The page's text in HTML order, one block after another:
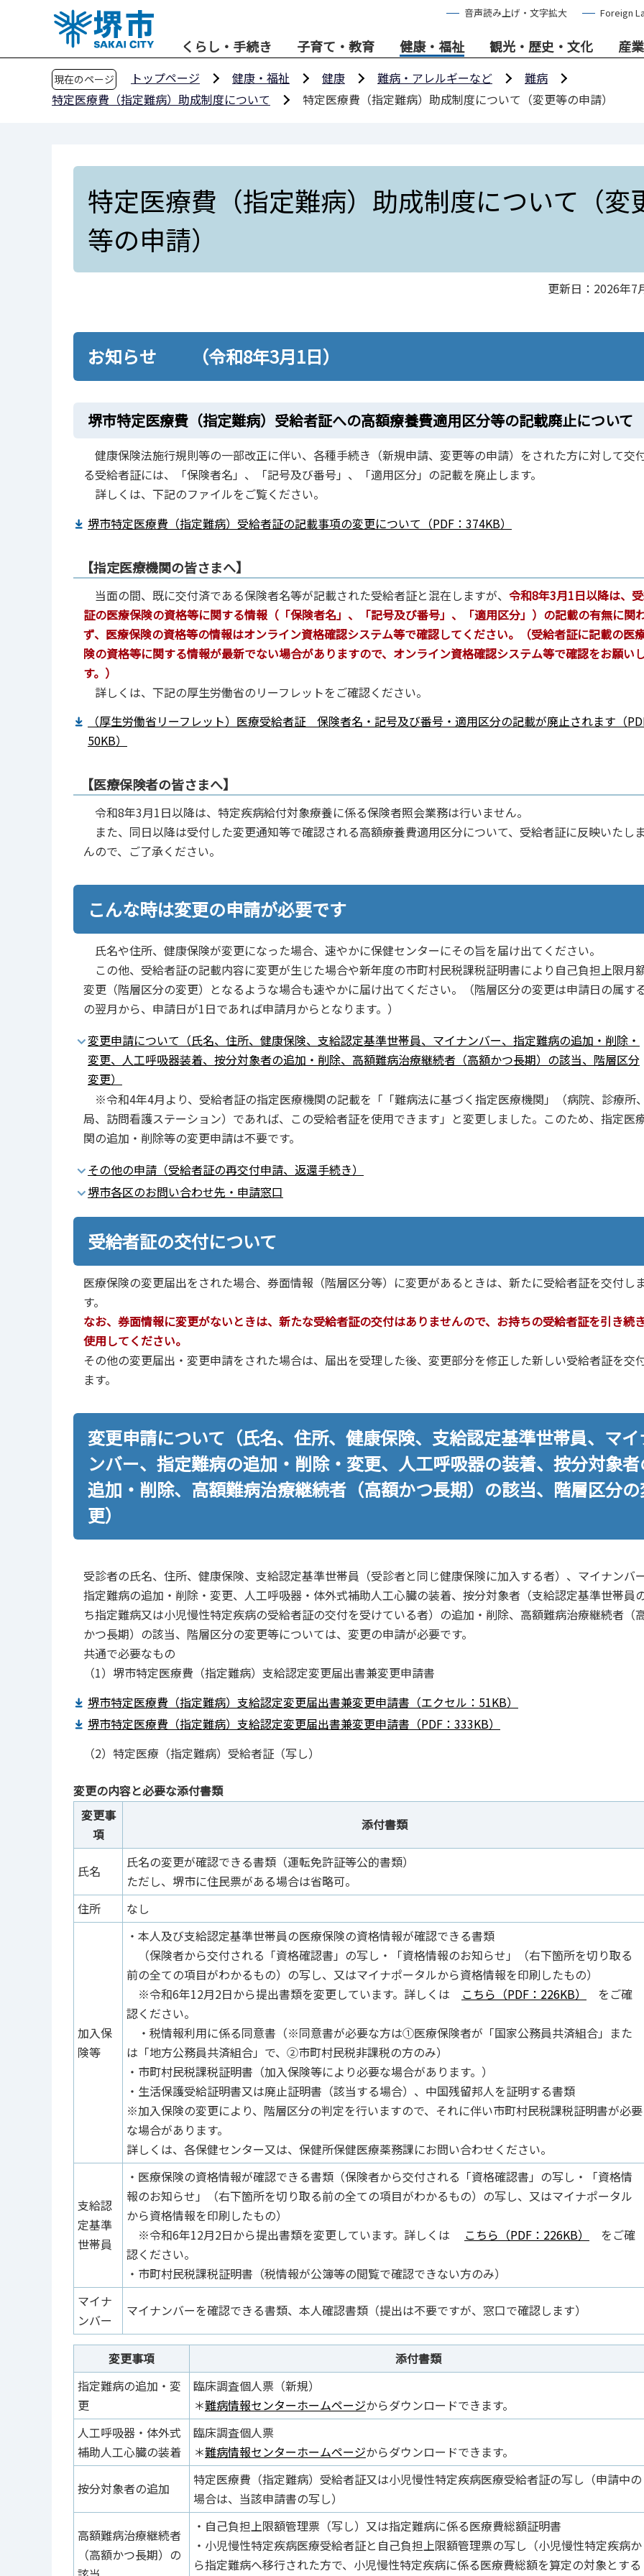
音声読み上げ・文字拡大 Foreign
くらし・手続き 子育て・教育 健康・福祉 観光・歴史・文化 産
現在のページ トップページ 健康・福祉 健康 難病・アレルギーなど
難病
特定医療費（指定難病）助成制度について
特定医療費（指定難病）助成制度について（変更等の申請）
特定医療費（指定難病）助成制度について（変
等の申請）
更新日：2026年7
お知らせ （令和8年3月1日）
堺市特定医療費（指定難病）受給者証への高額療養費適用区分等の記載廃止について
健康保険法施行規則等の一部改正に伴い、各種手続き（新規申請、変更等の申請）をされた方に対して交
る受給者証には、「保険者名」、「記号及び番号」、「適用区分」の記載を廃止します。
詳しくは、下記のファイルをご覧ください。
堺市特定医療費（指定難病）受給者証の記載事項の変更について（PDF：374KB）
【指定医療機関の皆さまへ】
当面の間、既に交付済である保険者名等が記載された受給者証と混在しますが、 令和8年3月1日以降は、
証の医療保険の資格等に関する情報（「保険者名」、「記号及び番号」、「適用区分」）の記載の有無に関
ず、医療保険の資格等の情報はオンライン資格確認システム等で確認してください。（受給者証に記載の医
険の資格等に関する情報が最新でない場合がありますので、オンライン資格確認システム等で確認をお願い
す。）
詳しくは、下記の厚生労働省のリーフレットをご確認ください。
（厚生労働省リーフレット）医療受給者証 保険者名・記号及び番号・適用区分の記載が廃止されます（
50KB）
【医療保険者の皆さまへ】
令和8年3月1日以降は、特定疾病給付対象療養に係る保険者照会業務は行いません。
また、同日以降は受付した変更通知等で確認される高額療養費適用区分について、受給者証に反映いたし
んので、ご了承ください。
こんな時は変更の申請が必要です
氏名や住所、健康保険が変更になった場合、速やかに保健センターにその旨を届け出てください。
この他、受給者証の記載内容に変更が生じた場合や新年度の市町村民税課税証明書により自己負担上限月
変更（階層区分の変更）となるような場合も速やかに届け出てください。（階層区分の変更は申請日の属す
の翌月から、申請日が1日であれば申請月からとなります。）
変更申請について（氏名、住所、健康保険、支給認定基準世帯員、マイナンバー、指定難病の追加・削除・
変更、人工呼吸器装着、按分対象者の追加・削除、高額難病治療継続者（高額かつ長期）の該当、階層区分
変更）
※令和4年4月より、受給者証の指定医療機関の記載を「「難病法に基づく指定医療機関」（病院、診療所
局、訪問看護ステーション）であれば、この受給者証を使用できます」と変更しました。このため、指定医
関の追加・削除等の変更申請は不要です。
その他の申請（受給者証の再交付申請、返還手続き）
堺市各区のお問い合わせ先・申請窓口
受給者証の交付について
医療保険の変更届出をされた場合、券面情報（階層区分等）に変更があるときは、新たに受給者証を交付し
す。
なお、券面情報に変更がないときは、新たな受給者証の交付はありませんので、お持ちの受給者証を引き続
使用してください。
その他の変更届出・変更申請をされた場合は、届出を受理した後、変更部分を修正した新しい受給者証を交
ます。
変更申請について（氏名、住所、健康保険、支給認定基準世帯員、マイ
ンバー、指定難病の追加・削除・変更、人工呼吸器の装着、按分対象
追加・削除、高額難病治療継続者（高額かつ長期）の該当、階層区分
更）
受診者の氏名、住所、健康保険、支給認定基準世帯員（受診者と同じ健康保険に加入する者）、マイナンバ
指定難病の追加・削除・変更、人工呼吸器・体外式補助人工心臓の装着、按分対象者（支給認定基準世帯員
ち指定難病又は小児慢性特定疾病の受給者証の交付を受けている者）の追加・削除、高額難病治療継続者（
かつ長期）の該当、階層区分の変更等については、変更の申請が必要です。
共通で必要なもの
（1）堺市特定医療費（指定難病）支給認定変更届出書兼変更申請書
堺市特定医療費（指定難病）支給認定変更届出書兼変更申請書（エクセル：51KB）
堺市特定医療費（指定難病）支給認定変更届出書兼変更申請書（PDF：333KB）
（2）特定医療（指定難病）受給者証（写し）
変更の内容と必要な添付書類
変更事
項
添付書類
氏名
氏名の変更が確認できる書類（運転免許証等公的書類）
ただし、堺市に住民票がある場合は省略可。
住所
なし
加入保
険等
・本人及び支給認定基準世帯員の医療保険の資格情報が確認できる書類
（保険者から交付される「資格確認書」の写し・「資格情報のお知らせ」（右下箇所を切り取る
前の全ての項目がわかるもの）の写し、又はマイナポータルから資格情報を印刷したもの）
※令和6年12月2日から提出書類を変更しています。詳しくは こちら（PDF：226KB）
をご確
認ください。
・税情報利用に係る同意書（※同意書が必要な方は①医療保険者が「国家公務員共済組合」また
は「地方公務員共済組合」で、②市町村民税非課税の方のみ）
・市町村民税課税証明書（加入保険等により必要な場合があります。）
・生活保護受給証明書又は廃止証明書（該当する場合）、中国残留邦人を証明する書類
※加入保険の変更により、階層区分の判定を行いますので、それに伴い市町村民税課税証明書が必要
な場合があります。
詳しくは、各保健センター又は、保健所保健医療薬務課にお問い合わせください。
支給認
定基準
世帯員
・医療保険の資格情報が確認できる書類（保険者から交付される「資格確認書」の写し・「資格情
報のお知らせ」（右下箇所を切り取る前の全ての項目がわかるもの）の写し、又はマイナポータル
から資格情報を印刷したもの）
※令和6年12月2日から提出書類を変更しています。詳しくは こちら（PDF：226KB）
をご確
認ください。
・市町村民税課税証明書（税情報が公簿等の閲覧で確認できない方のみ）
マイナ
ンバー
マイナンバーを確認できる書類、本人確認書類（提出は不要ですが、窓口で確認します）
変更事項
添付書類
指定難病の追加・変
更
臨床調査個人票（新規）
＊難病情報センターホームページからダウンロードできます。
人工呼吸器・体外式
補助人工心臓の装着
臨床調査個人票
＊難病情報センターホームページからダウンロードできます。
按分対象者の追加
特定医療費（指定難病）受給者証又は小児慢性特定疾病医療受給者証の写し（申請中の
場合は、当該申請書の写し）
高額難病治療継続者
（高額かつ長期）の
・自己負担上限額管理票（写し）又は指定難病に係る医療費総額証明書
・小児慢性特定疾病医療受給者証と自己負担上限額管理票の写し（小児慢性特定疾病か
ら指定難病へ移行された方で、小児慢性特定疾病に係る医療費総額を算定の対象とする